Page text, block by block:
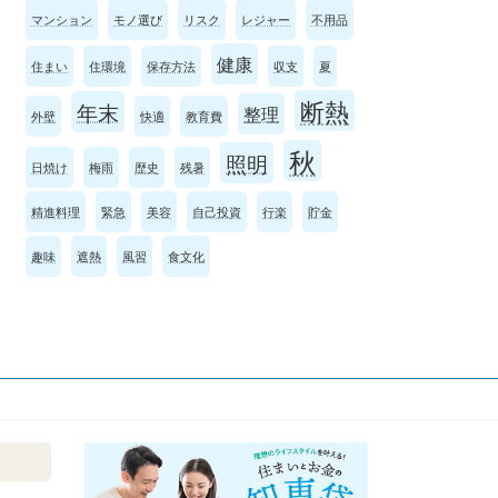
マンション モノ選び リスク レジャー 不用品
住まい 住環境 保存方法 健康 収支 夏
外壁 年末 快適 教育費 整理 断熱
日焼け 梅雨 歴史 残暑 照明 秋
精進料理 緊急 美容 自己投資 行楽 貯金
趣味 遮熱 風習 食文化